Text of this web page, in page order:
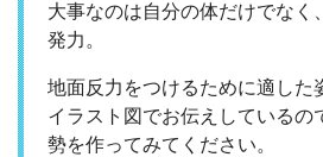
大事なのは自分の体だけでなく
発力。
地面反力をつけるために適した
イラスト図でお伝えしているの
勢を作ってみてください。